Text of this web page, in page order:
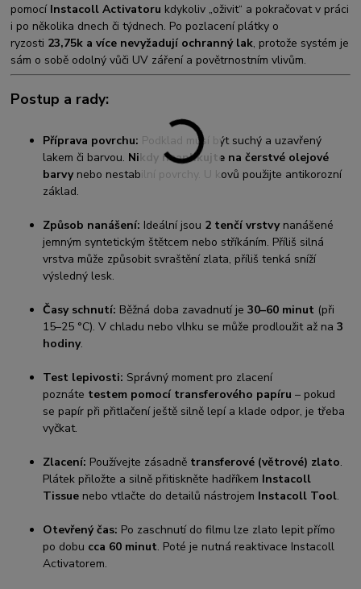
pomocí Instacoll Activatoru kdykoliv „oživit“ a pokračovat v práci
i po několika dnech či týdnech. Po pozlacení plátky o
ryzosti 23,75k a více nevyžadují ochranný lak, protože systém je
sám o sobě odolný vůči UV záření a povětrnostním vlivům.
Postup a rady:
Příprava povrchu: Podklad musí být suchý a uzavřený
lakem či barvou. Nikdy neaplikujte na čerstvé olejové
barvynebo nestabilní povrchy. U kovů použijte antikorozní
základ.
Způsob nanášení: Ideální jsou 2 tenčí vrstvynanášené
jemným syntetickým štětcem nebo stříkáním. Příliš silná
vrstva může způsobit svraštění zlata, příliš tenká sníží
výsledný lesk.
Časy schnutí: Běžná doba zavadnutí je30–60 minut (při
15–25 °C). V chladu nebo vlhku se může prodloužit až na3
hodiny.
Test lepivosti: Správný moment pro zlacení
poznáte testem pomocí transferového papíru – pokud
se papír při přitlačení ještě silně lepí a klade odpor, je třeba
vyčkat.
Zlacení: Používejte zásadně transferové (větrové) zlato.
Plátek přiložte a silně přitiskněte hadříkem Instacoll
Tissue nebo vtlačte do detailů nástrojem Instacoll Tool.
Otevřený čas: Po zaschnutí do filmu lze zlato lepit přímo
po dobu cca 60 minut. Poté je nutná reaktivace Instacoll
Activatorem.